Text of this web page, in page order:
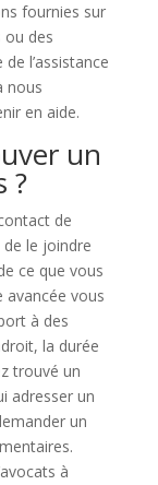
fournies sur
ou des
l’assistance
nous
en aide.
un
?
de
de le joindre
ce que vous
avancée vous
à des
la durée
trouvé un
adresser un
un
à